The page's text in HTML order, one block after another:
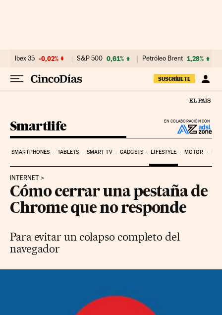
Ibex 35 -0,02% S&P 500 0,61% Petróleo Brent 1,28%
SUSCRÍBETE
EN COLABORACIÓN CON
Smartlife
SMARTPHONES TABLETS SMART TV GADGETS LIFESTYLE MOTOR
INTERNET
Cómo cerrar una pestaña de
Chrome que no responde
Para evitar un colapso completo del
navegador